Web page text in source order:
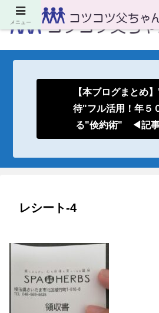
【本ブログまとめ
待"フル活用！年５
る"倹約術" ◀記事
レシート-4
メニュー